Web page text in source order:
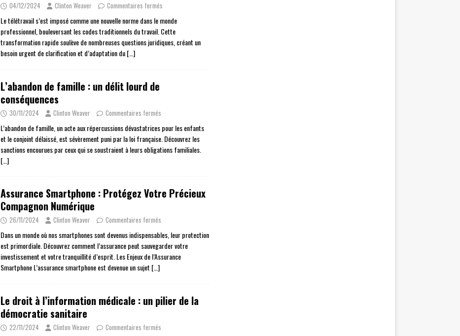
04/12/2024 Clinton Weaver Commentaires fermés
Le télétravail s’est imposé comme une nouvelle norme dans le monde
professionnel, bouleversant les codes traditionnels du travail. Cette
transformation rapide soulève de nombreuses questions juridiques, créant un
besoin urgent de clarification et d’adaptation du[…]
L’abandon de famille : un délit lourd de
conséquences
30/11/2024 Clinton Weaver Commentaires fermés
L’abandon de famille, un acte aux répercussions dévastatrices pour les enfants
et le conjoint délaissé, est sévèrement puni par la loi française. Découvrez les
sanctions encourues par ceux qui se soustraient à leurs obligations familiales.
[…]
Assurance Smartphone : Protégez Votre Précieux
Compagnon Numérique
26/11/2024 Clinton Weaver Commentaires fermés
Dans un monde où nos smartphones sont devenus indispensables, leur protection
est primordiale. Découvrez comment l’assurance peut sauvegarder votre
investissement et votre tranquillité d’esprit. Les Enjeux de l’Assurance
Smartphone L’assurance smartphone est devenue un sujet […]
Le droit à l’information médicale : un pilier de la
démocratie sanitaire
22/11/2024 Clinton Weaver Commentaires fermés